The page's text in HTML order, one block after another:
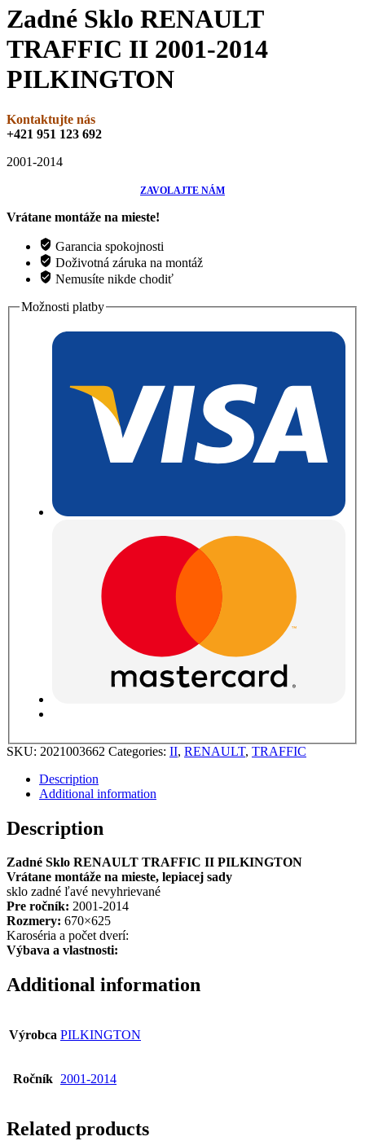
Zadné Sklo RENAULT
TRAFFIC II 2001-2014
PILKINGTON
Kontaktujte nás
+421 951 123 692
2001-2014
ZAVOLAJTE NÁM
Vrátane montáže na mieste!
Garancia spokojnosti
Doživotná záruka na montáž
Nemusíte nikde chodiť
Možnosti platby
SKU: 2021003662 Categories: II, RENAULT, TRAFFIC
Description
Additional information
Description
Zadné Sklo RENAULT TRAFFIC II PILKINGTON
Vrátane montáže na mieste, lepiacej sady
sklo zadné ľavé nevyhrievané
Pre ročník: 2001-2014
Rozmery: 670×625
Karoséria a počet dverí:
Výbava a vlastnosti:
Additional information
Výrobca PILKINGTON
Ročník 2001-2014
Related products